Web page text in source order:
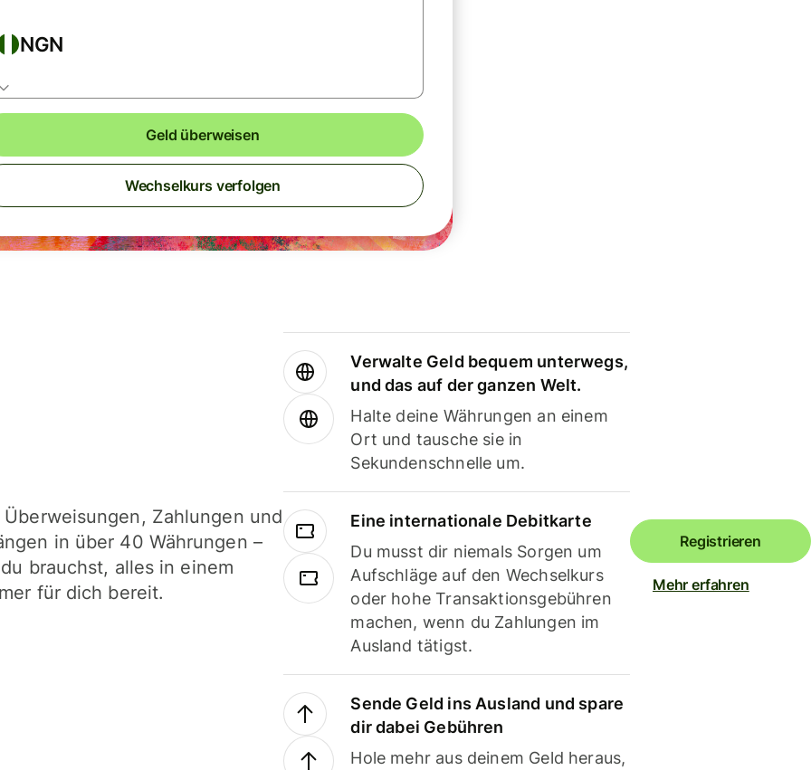
NGN
Geld überweisen
Wechselkurs verfolgen
Zahlungen und
in über 40 Währungen –
brauchst, alles in einem
für dich bereit.
Verwalte Geld bequem unterwegs,
und das auf der ganzen Welt.
Halte deine Währungen an einem
Ort und tausche sie in
Sekundenschnelle um.
Eine internationale Debitkarte
Du musst dir niemals Sorgen um
Aufschläge auf den Wechselkurs
oder hohe Transaktionsgebühren
machen, wenn du Zahlungen im
Ausland tätigst.
Sende Geld ins Ausland und spare
dir dabei Gebühren
Hole mehr aus deinem Geld heraus,
Registrieren
Mehr erfahren